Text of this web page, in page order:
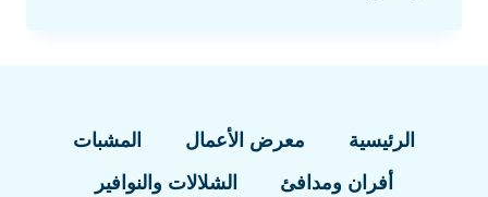
الرئيسية معرض الأعمال
المشبات
أفران ومدافئ
الشلالات والنوافير